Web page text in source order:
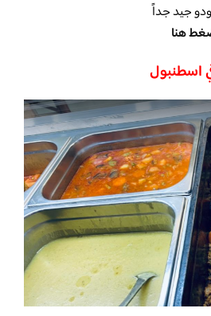
جيد جداً
هنا